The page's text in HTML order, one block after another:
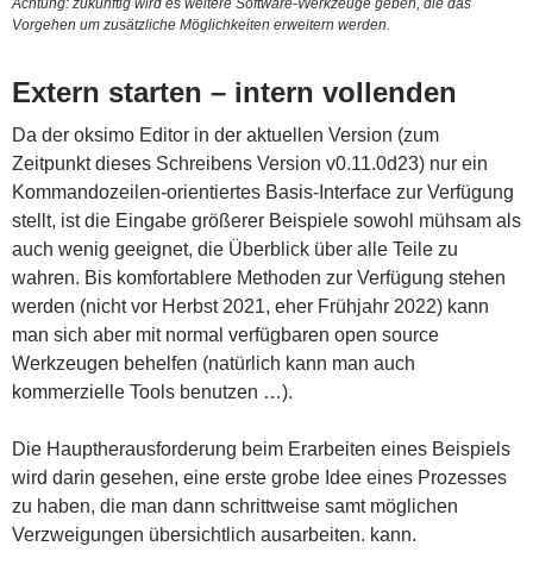
Vorgehen um zusätzliche Möglichkeiten erweitern werden.
Extern starten – intern vollenden
Da der oksimo Editor in der aktuellen Version (zum
Zeitpunkt dieses Schreibens Version v0.11.0d23) nur ein
Kommandozeilen-orientiertes Basis-Interface zur Verfügung
stellt, ist die Eingabe größerer Beispiele sowohl mühsam als
auch wenig geeignet, die Überblick über alle Teile zu
wahren. Bis komfortablere Methoden zur Verfügung stehen
werden (nicht vor Herbst 2021, eher Frühjahr 2022) kann
man sich aber mit normal verfügbaren open source
Werkzeugen behelfen (natürlich kann man auch
kommerzielle Tools benutzen …).
Die Hauptherausforderung beim Erarbeiten eines Beispiels
wird darin gesehen, eine erste grobe Idee eines Prozesses
zu haben, die man dann schrittweise samt möglichen
Verzweigungen übersichtlich ausarbeiten. kann.